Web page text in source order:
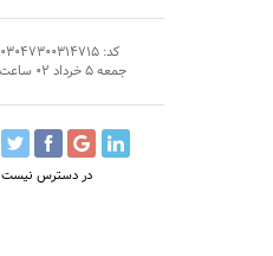
کد: 140203047300314715
جمعه 5 خرداد 02 ساعت 15:06
در دسترس نیست